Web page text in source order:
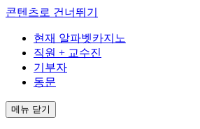
콘텐츠로 건너뛰기
현재 알파벳카지노
직원 + 교수진
기부자
동문
메뉴 닫기